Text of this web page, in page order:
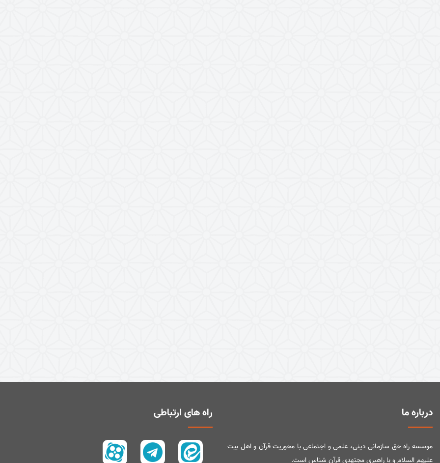
درباره ما
موسسه راه حق سازمانی دینی، علمی و اجتماعی با محوریت قرآن و اهل بیت
علیهم السلام و با راهبری مجتهدی قرآن شناس است.
راه های ارتباطی